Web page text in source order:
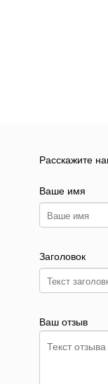
Расскажите
Ваше имя
Заголовок
Ваш отзыв